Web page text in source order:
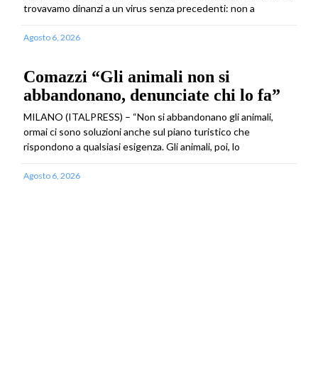
trovavamo dinanzi a un virus senza precedenti: non a
Agosto 6, 2026
Comazzi “Gli animali non si
abbandonano, denunciate chi lo fa”
MILANO (ITALPRESS) – “Non si abbandonano gli animali,
ormai ci sono soluzioni anche sul piano turistico che
rispondono a qualsiasi esigenza. Gli animali, poi, lo
Agosto 6, 2026